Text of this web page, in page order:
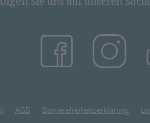
(öffnet in neuem
AGB Barrierefreiheitserklärung